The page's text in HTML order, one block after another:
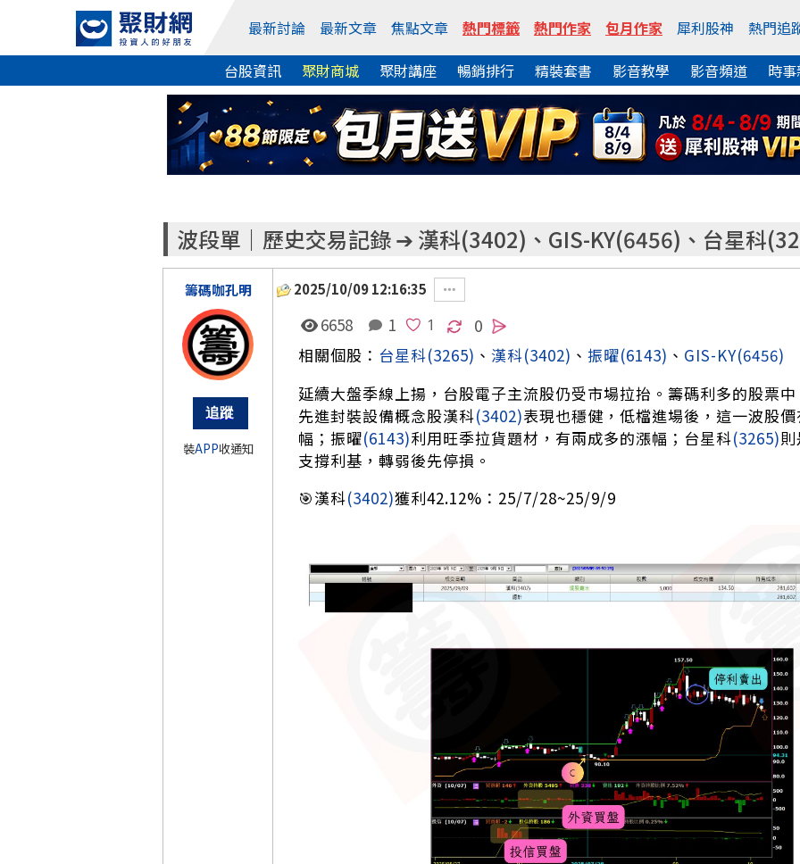
最新討論 最新文章 焦點文章 熱門標籤 熱門作家 包月作家 犀利股神
熱門追
台股資訊
聚財商城 聚財講座 暢銷排行 精裝套書 影音教學 影音頻道 時
波段單｜歷史交易記錄 ➔ 漢科(3402)、GIS-KY(6456)、台星科
籌碼咖孔明
裝APP收通知
2025/10/09 12:16:35
6658 1 0
相關個股： 台星科(3265) 、 漢科(3402) 、 振曜(6143) 、 GIS-KY(6456)
延續大盤季線上揚，台股電子主流股仍受市場拉抬。籌碼利多的股票
先進封裝設備概念股漢科(3402)表現也穩健，低檔進場後，這一波股
幅；振曜(6143)利用旺季拉貨題材，有兩成多的漲幅；台星科(3265)
支撐利基，轉弱後先停損。
🎯漢科(3402)獲利42.12%：25/7/28~25/9/9